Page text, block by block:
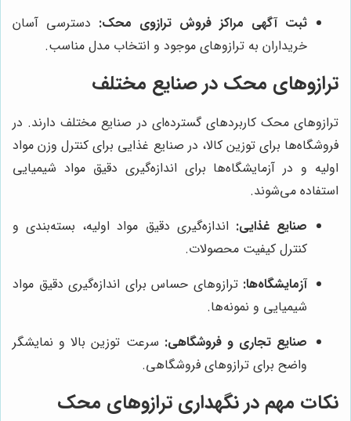
ثبت آگهی مراکز فروش ترازوی محک: دسترسی آسان
خریداران به ترازوهای موجود و انتخاب مدل مناسب.
ترازوهای محک در صنایع مختلف
ترازوهای محک کاربردهای گسترده‌ای در صنایع مختلف دارند. در
فروشگاه‌ها برای توزین کالا، در صنایع غذایی برای کنترل وزن مواد
اولیه و در آزمایشگاه‌ها برای اندازه‌گیری دقیق مواد شیمیایی
استفاده می‌شوند.
صنایع غذایی: اندازه‌گیری دقیق مواد اولیه، بسته‌بندی و
کنترل کیفیت محصولات.
آزمایشگاه‌ها: ترازوهای حساس برای اندازه‌گیری دقیق مواد
شیمیایی و نمونه‌ها.
صنایع تجاری و فروشگاهی: سرعت توزین بالا و نمایشگر
واضح برای ترازوهای فروشگاهی.
نکات مهم در نگهداری ترازوهای محک